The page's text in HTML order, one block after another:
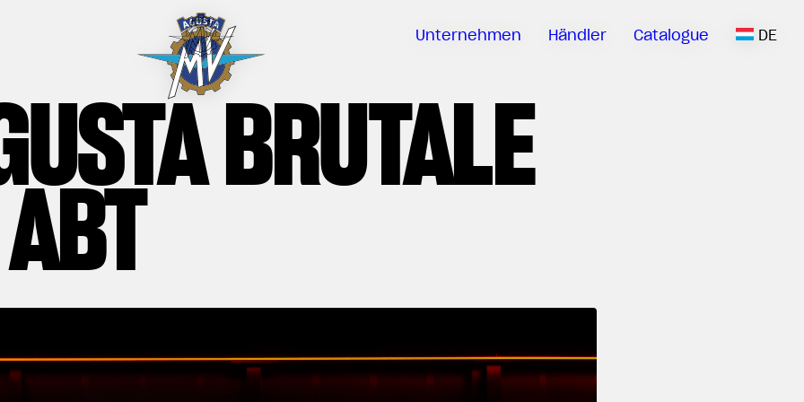
Unternehmen Händler Catalogue DE
BRUTALE